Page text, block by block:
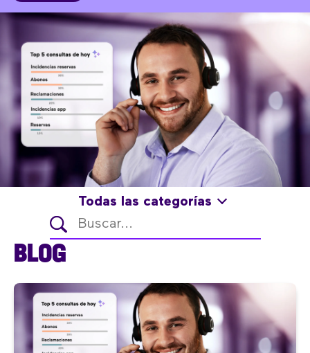
Todas las categorías
BLOG